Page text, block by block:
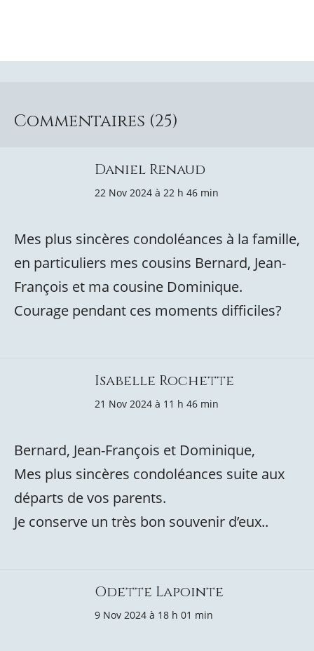
Commentaires (25)
Daniel Renaud
22 Nov 2024 à 22 h 46 min
Mes plus sincères condoléances à la famille,
en particuliers mes cousins Bernard, Jean-
François et ma cousine Dominique.
Courage pendant ces moments difficiles?
Isabelle Rochette
21 Nov 2024 à 11 h 46 min
Bernard, Jean-François et Dominique,
Mes plus sincères condoléances suite aux
départs de vos parents.
Je conserve un très bon souvenir d’eux..
Odette Lapointe
9 Nov 2024 à 18 h 01 min